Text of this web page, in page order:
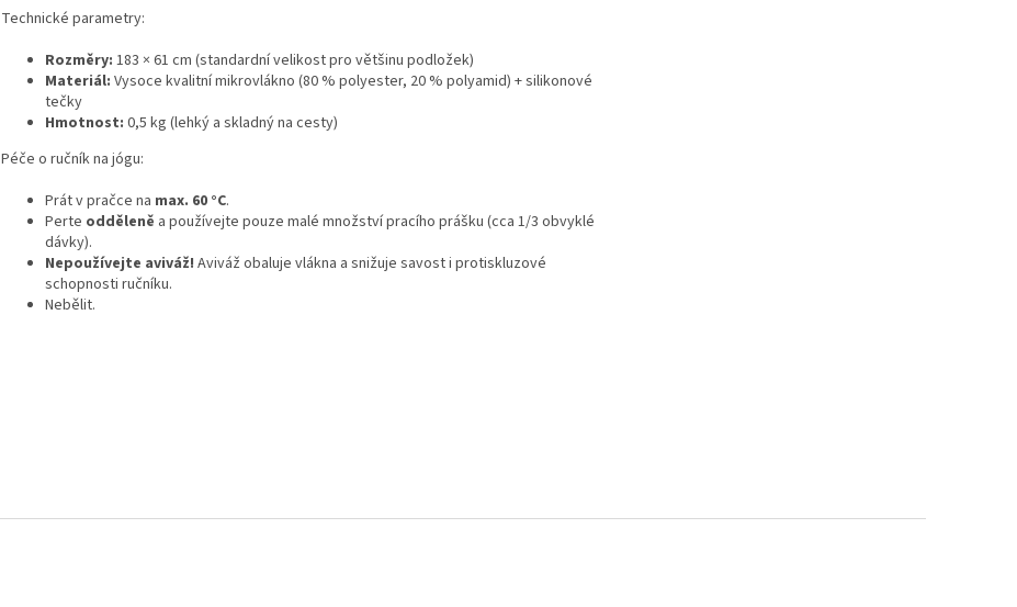
Technické parametry:
Rozměry: 183 × 61 cm (standardní velikost pro většinu podložek)
Materiál: Vysoce kvalitní mikrovlákno (80 % polyester, 20 % polyamid) + silikonové
tečky
Hmotnost: 0,5 kg (lehký a skladný na cesty)
Péče o ručník na jógu:
Prát v pračce na max. 60 °C.
Perte odděleně a používejte pouze malé množství pracího prášku (cca 1/3 obvyklé
dávky).
Nepoužívejte aviváž! Aviváž obaluje vlákna a snižuje savost i protiskluzové
schopnosti ručníku.
Nebělit.